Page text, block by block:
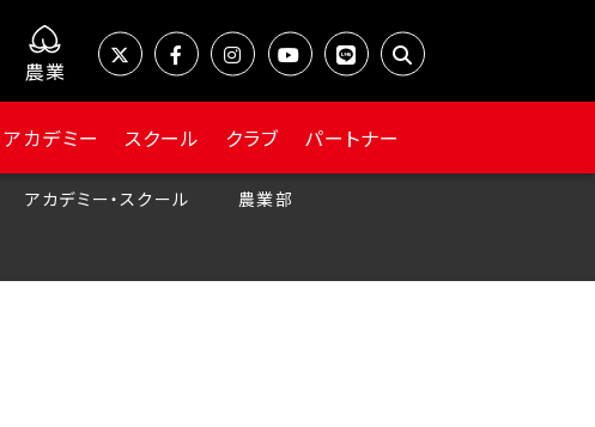
農業
アカデミー スクール クラブ パートナー
アカデミー・スクール 農業部